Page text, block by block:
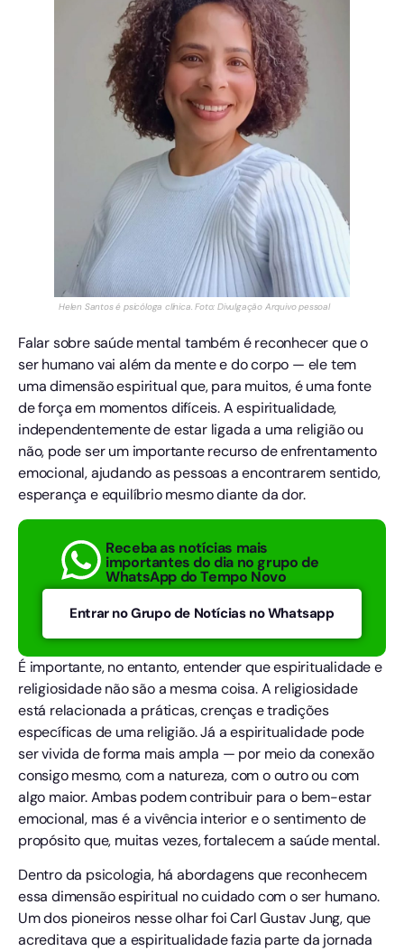
Helen Santos é psicóloga clínica. Foto: Divulgação Arquivo pessoal
Falar sobre saúde mental também é reconhecer que o
ser humano vai além da mente e do corpo — ele tem
uma dimensão espiritual que, para muitos, é uma fonte
de força em momentos difíceis. A espiritualidade,
independentemente de estar ligada a uma religião ou
não, pode ser um importante recurso de enfrentamento
emocional, ajudando as pessoas a encontrarem sentido,
esperança e equilíbrio mesmo diante da dor.
Receba as notícias mais
importantes do dia no grupo de
WhatsApp do Tempo Novo
Entrar no Grupo de Notícias no Whatsapp
É importante, no entanto, entender que espiritualidade e
religiosidade não são a mesma coisa. A religiosidade
está relacionada a práticas, crenças e tradições
específicas de uma religião. Já a espiritualidade pode
ser vivida de forma mais ampla — por meio da conexão
consigo mesmo, com a natureza, com o outro ou com
algo maior. Ambas podem contribuir para o bem-estar
emocional, mas é a vivência interior e o sentimento de
propósito que, muitas vezes, fortalecem a saúde mental.
Dentro da psicologia, há abordagens que reconhecem
essa dimensão espiritual no cuidado com o ser humano.
Um dos pioneiros nesse olhar foi Carl Gustav Jung, que
acreditava que a espiritualidade fazia parte da jornada